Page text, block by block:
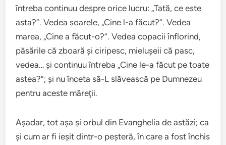
întreba continuu despre orice lucru: „Tată, ce este
asta?”. Vedea soarele, „Cine l-a făcut?”. Vedea
marea, „Cine a făcut-o?”. Vedea copacii înflorind,
păsările că zboară şi ciripesc, mieluşeii că pasc,
vedea… şi continuu întreba „Cine le-a făcut pe toate
astea?”; şi nu înceta să-L slăvească pe Dumnezeu
pentru aceste măreţii.
Aşadar, tot aşa şi orbul din Evanghelia de astăzi; ca
şi cum ar fi ieşit dintr-o peşteră, în care a fost închis